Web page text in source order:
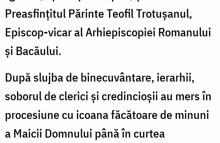
Preasfințitul Părinte Teofil Trotușanul,
Episcop-vicar al Arhiepiscopiei Romanului
și Bacăului.
După slujba de binecuvântare, ierarhii,
soborul de clerici și credincioșii au mers în
procesiune cu icoana făcătoare de minuni
a Maicii Domnului până în curtea